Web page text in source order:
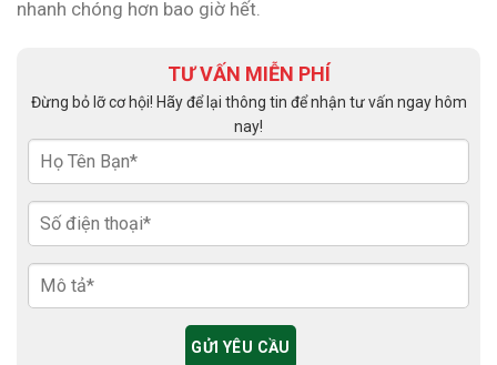
nhanh chóng hơn bao giờ hết.
TƯ VẤN MIỄN PHÍ
Đừng bỏ lỡ cơ hội! Hãy để lại thông tin để nhận tư vấn ngay hôm
nay!